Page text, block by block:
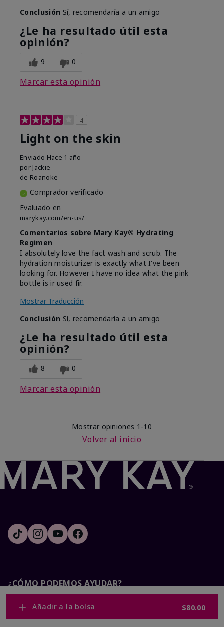
Añadir a la bolsa $80.00
Conclusión Sí, recomendaría a un amigo
¿Le ha resultado útil esta
opinión?
9 0
Marcar esta opinión
4
Light on the skin
Enviado Hace 1 año
por Jackie
de Roanoke
Comprador verificado
Evaluado en
marykay.com/en-us/
Comentarios sobre Mary Kay® Hydrating
Regimen
I absolutely love the fact wash and scrub. The
hydration moisturizer is exactly what I've been
looking for. However I have no idea what the pink
bottle is ir used fir.
Mostrar Traducción
Conclusión Sí, recomendaría a un amigo
¿Le ha resultado útil esta
opinión?
8 0
Marcar esta opinión
Mostrar opiniones 1-10
Volver al inicio
¿CÓMO PODEMOS AYUDAR?
Recibe e-mails